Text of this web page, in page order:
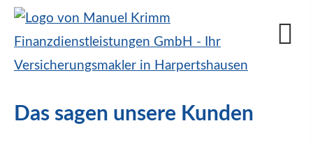
Das sagen unsere Kunden